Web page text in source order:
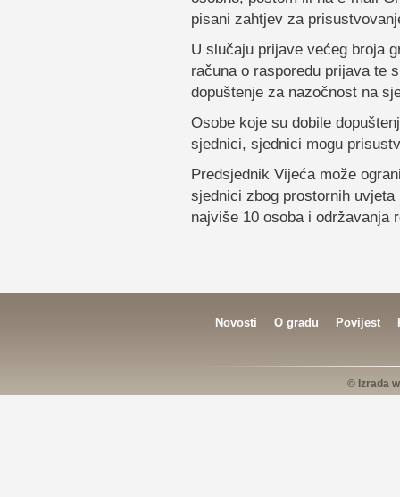
pisani zahtjev za
U slučaju prijave većeg broja
računa o rasporedu prijava te
dopuštenje za nazočnost na
Osobe koje su dobile
sjednici, sjednici mogu
Predsjednik Vijeća može
sjednici zbog prostornih
najviše 10 osoba i održavanja
Novosti O gradu Povijest
© Izrada